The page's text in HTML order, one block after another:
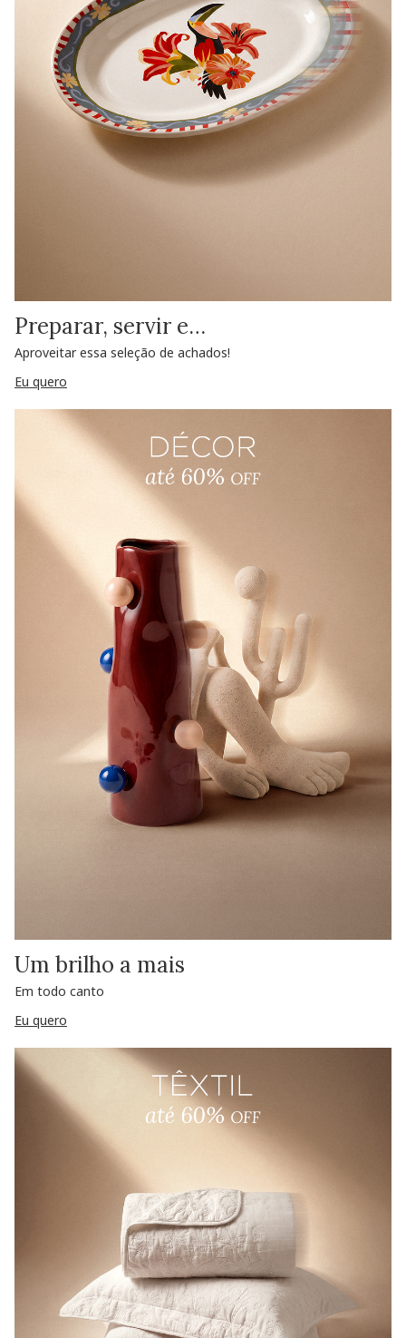
Preparar, servir e…
Aproveitar essa seleção de achados!
Eu quero
Um brilho a mais
Em todo canto
Eu quero